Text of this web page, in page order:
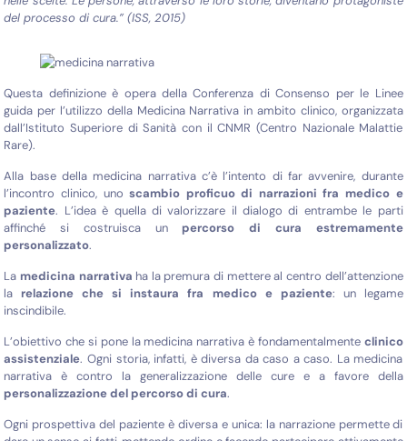
del processo di cura.” (ISS, 2015)
Questa definizione è opera della Conferenza di Consenso per le Linee
guida per l’utilizzo della Medicina Narrativa in ambito clinico, organizzata
dall’Istituto Superiore di Sanità con il CNMR (Centro Nazionale Malattie
Rare).
Alla base della medicina narrativa c’è l’intento di far avvenire, durante
l’incontro clinico, unoscambio proficuo di narrazioni fra medico e
paziente. L’idea è quella di valorizzare il dialogo di entrambe le parti
affinché si costruisca un percorso di cura estremamente
personalizzato.
La medicina narrativa ha la premura di mettere al centro dell’attenzione
la relazione che si instaura fra medico e paziente: un legame
inscindibile.
L’obiettivo che si pone la medicina narrativa è fondamentalmente clinico
assistenziale. Ogni storia, infatti, è diversa da caso a caso. La medicina
narrativa è contro la generalizzazione delle cure e a favore della
personalizzazione del percorso di cura.
Ogni prospettiva del paziente è diversa e unica: la narrazione permette di